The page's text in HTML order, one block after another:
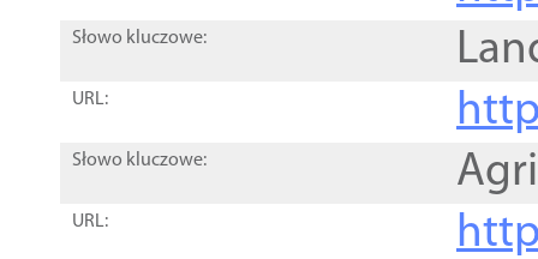
Słowo kluczowe:
URL:
Słowo kluczowe:
URL: